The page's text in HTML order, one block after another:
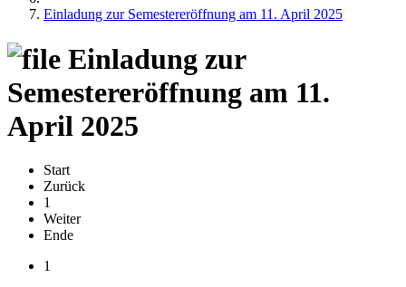
Einladung zur Semestereröffnung am 11. April 2025
Einladung zur
Semestereröffnung am 11.
April 2025
Start
Zurück
1
Weiter
Ende
1